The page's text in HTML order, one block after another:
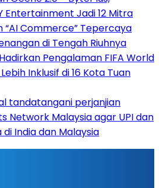
Entertainment Jadi 12 Mitra
“AI Commerce” Tepercaya
di Tengah Riuhnya
Pengalaman FIFA World
Inklusif di 16 Kota Tuan
tandatangani perjanjian
Network Malaysia agar UPI dan
India dan Malaysia